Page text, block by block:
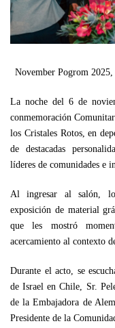
November Pogrom
La noche del 6 de
conmemoración
los Cristales Rotos, en
de destacadas
líderes de comunidades e
Al ingresar al salón,
exposición de material
que les mostró
acercamiento al contexto
Durante el acto, se
de Israel en Chile, Sr.
de la Embajadora de
Presidente de la